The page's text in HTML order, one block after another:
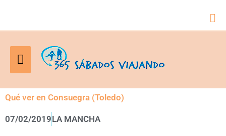
Menú
principal
Qué ver en Consuegra (Toledo)
07/02/2019LA MANCHA